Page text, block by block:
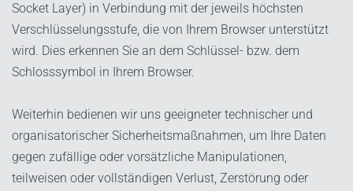
Socket Layer) in Verbindung mit der jeweils höchsten
Verschlüsselungsstufe, die von Ihrem Browser unterstützt
wird. Dies erkennen Sie an dem Schlüssel- bzw. dem
Schlosssymbol in Ihrem Browser.
Weiterhin bedienen wir uns geeigneter technischer und
organisatorischer Sicherheitsmaßnahmen, um Ihre Daten
gegen zufällige oder vorsätzliche Manipulationen,
teilweisen oder vollständigen Verlust, Zerstörung oder